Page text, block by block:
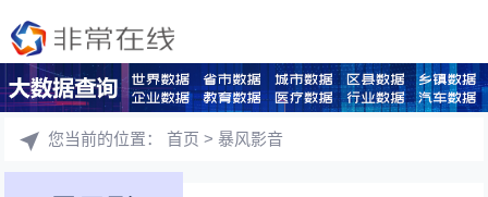
您当前的位置：首页 > 暴风影音